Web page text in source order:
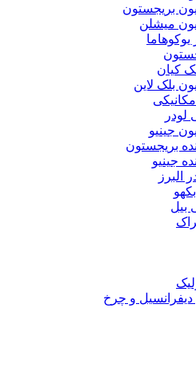
بریجستون
میشلن
یوکوهاما
کیان
بلک لاین
لودر
جینیو
بریجستون
جینیو
البرز
بیل
دیفرانسیل و چرخ